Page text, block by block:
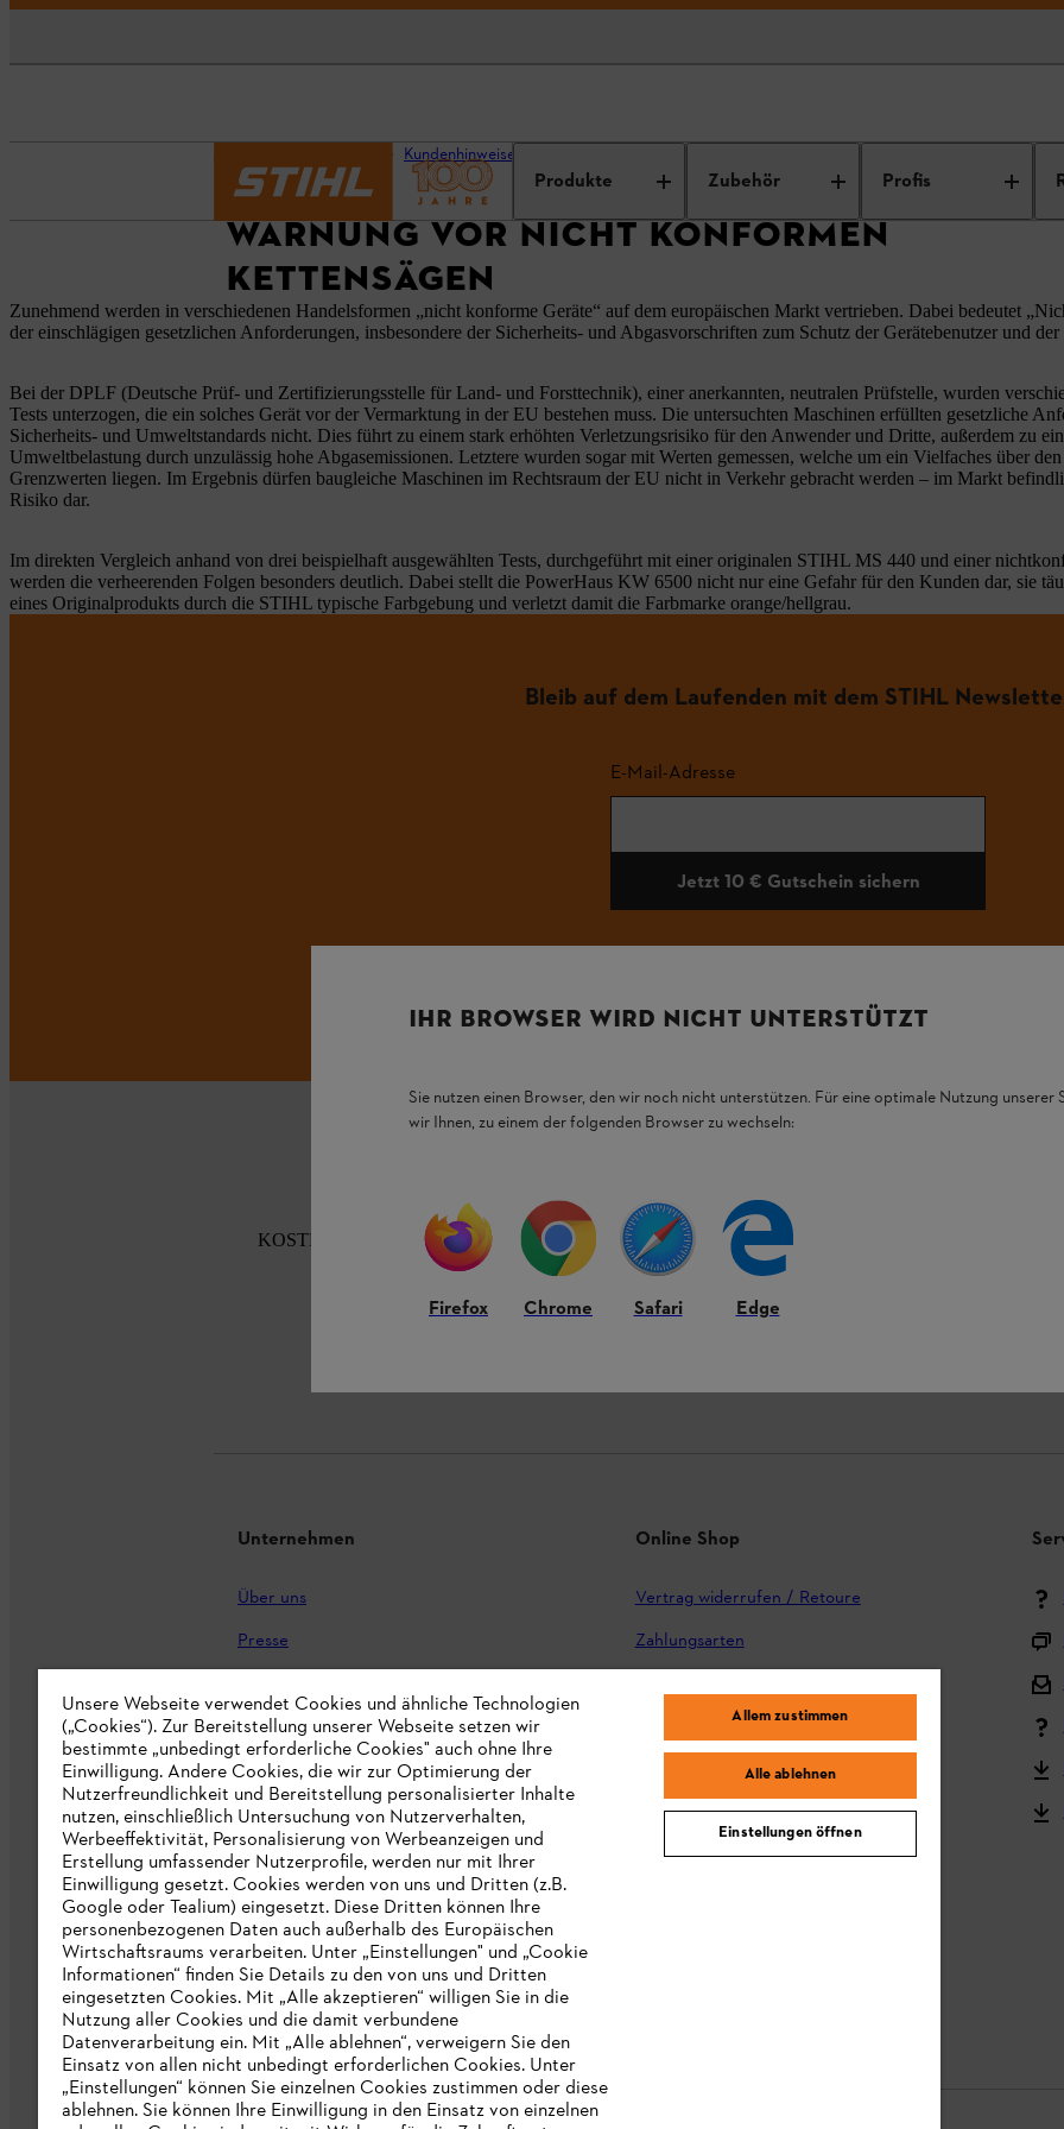
Produkte Zubehör Profis
Kundenhinweise
WARNUNG VOR NICHT KONFORMEN
KETTENSÄGEN
Zunehmend werden in verschiedenen Handelsformen „nicht konforme Geräte“ auf dem europäischen Markt vertrieben. Dabei bedeutet
der einschlägigen gesetzlichen Anforderungen, insbesondere der Sicherheits- und Abgasvorschriften zum Schutz der Gerätebenutzer und
Bei der DPLF (Deutsche Prüf- und Zertifizierungsstelle für Land- und Forsttechnik), einer anerkannten, neutralen Prüfstelle, wurden
Tests unterzogen, die ein solches Gerät vor der Vermarktung in der EU bestehen muss. Die untersuchten Maschinen erfüllten gesetzliche
Sicherheits- und Umweltstandards nicht. Dies führt zu einem stark erhöhten Verletzungsrisiko für den Anwender und Dritte, außerdem zu
Umweltbelastung durch unzulässig hohe Abgasemissionen. Letztere wurden sogar mit Werten gemessen, welche um ein Vielfaches über
Grenzwerten liegen. Im Ergebnis dürfen baugleiche Maschinen im Rechtsraum der EU nicht in Verkehr gebracht werden – im Markt
Risiko dar.
Im direkten Vergleich anhand von drei beispielhaft ausgewählten Tests, durchgeführt mit einer originalen STIHL MS 440 und einer
werden die verheerenden Folgen besonders deutlich. Dabei stellt die PowerHaus KW 6500 nicht nur eine Gefahr für den Kunden dar, sie
eines Originalprodukts durch die STIHL typische Farbgebung und verletzt damit die Farbmarke orange/hellgrau.
Bleib auf dem Laufenden mit dem STIHL
E-Mail-Adresse
Jetzt 10 € Gutschein sichern
KOSTENLOSE LIEFERUNG AB 99€
LIEFERUNG NACH HAUSE ODER ZUM
FACHHANDEL VOR ORT
30
Unternehmen
Über uns
Presse
STIHL Markenshop
Nachhaltigkeit
STIHL Hinweisgebersystem
Informationen für Lieferunternehmen
Erklärung zur Barrierefreiheit
Produktpiraterie
Fakten zu STIHL
Online Shop
Vertrag widerrufen / Retoure
Zahlungsarten
Reklamation und Garantie
STIHL Kooperationsprogramm
STIHL Bedienungsanleitungen
MY STIHL
IHR BROWSER WIRD NICHT UNTERSTÜTZT
Sie nutzen einen Browser, den wir noch nicht unterstützen. Für eine optimale Nutzung unserer
wir Ihnen, zu einem der folgenden Browser zu wechseln:
Firefox Chrome Safari Edge
Unsere Webseite verwendet Cookies und ähnliche Technologien
(„Cookies“). Zur Bereitstellung unserer Webseite setzen wir
bestimmte „unbedingt erforderliche Cookies" auch ohne Ihre
Einwilligung. Andere Cookies, die wir zur Optimierung der
Nutzerfreundlichkeit und Bereitstellung personalisierter Inhalte
nutzen, einschließlich Untersuchung von Nutzerverhalten,
Werbeeffektivität, Personalisierung von Werbeanzeigen und
Erstellung umfassender Nutzerprofile, werden nur mit Ihrer
Einwilligung gesetzt. Cookies werden von uns und Dritten (z.B.
Google oder Tealium) eingesetzt. Diese Dritten können Ihre
personenbezogenen Daten auch außerhalb des Europäischen
Wirtschaftsraums verarbeiten. Unter „Einstellungen" und „Cookie
Informationen“ finden Sie Details zu den von uns und Dritten
eingesetzten Cookies. Mit „Alle akzeptieren“ willigen Sie in die
Nutzung aller Cookies und die damit verbundene
Datenverarbeitung ein. Mit „Alle ablehnen“, verweigern Sie den
Einsatz von allen nicht unbedingt erforderlichen Cookies. Unter
„Einstellungen“ können Sie einzelnen Cookies zustimmen oder diese
ablehnen. Sie können Ihre Einwilligung in den Einsatz von einzelnen
Allem zustimmen
Alle ablehnen
Einstellungen öffnen